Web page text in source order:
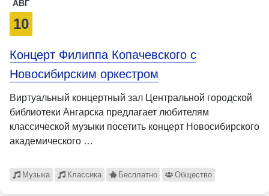
АВГ
10
Концерт Филиппа Копачевского с
Новосибирским оркестром
Виртуальный концертный зал Центральной городской
библиотеки Ангарска предлагает любителям
классической музыки посетить концерт Новосибирского
академического …
Музыка Классика Бесплатно Общество